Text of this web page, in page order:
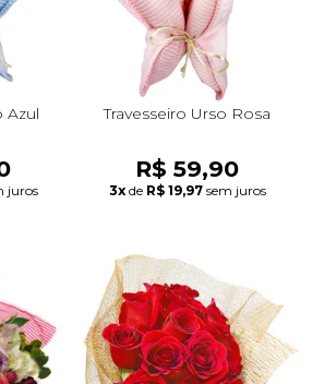
Azul
juros
Travesseiro Urso Rosa
R$ 59,90
3x de R$ 19,97 sem juros